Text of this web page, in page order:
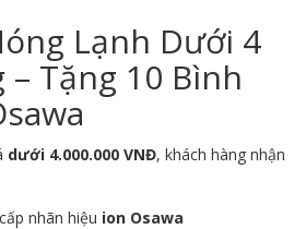
Lạnh Dưới 4
Tặng 10 Bình
dưới 4.000.000 VNĐ, khách hàng nhận
nhãn hiệu ion Osawa